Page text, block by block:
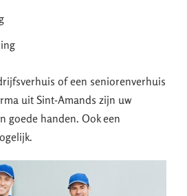
of een seniorenverhuis
uit Sint-Amands zijn uw
goede handen. Ook een